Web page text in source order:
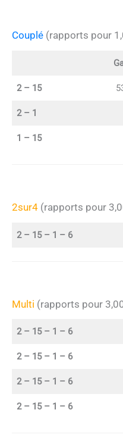
Couplé (rapports pour
2 – 15
2 – 1
1 – 15
2sur4 (rapports pour
2 – 15 – 1 – 6
Multi (rapports pour
2 – 15 – 1 – 6
2 – 15 – 1 – 6
2 – 15 – 1 – 6
2 – 15 – 1 – 6